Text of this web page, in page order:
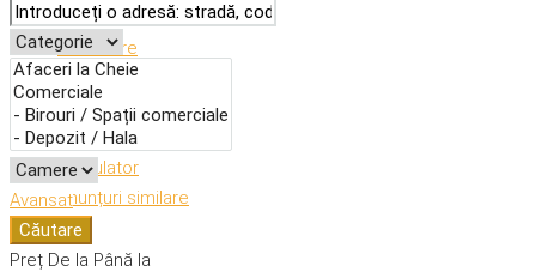
Avansat
Căutare
Preț De la Până la
Descriere
Caracteristici
Adresă
Detalii
Calculator
Anunțuri similare